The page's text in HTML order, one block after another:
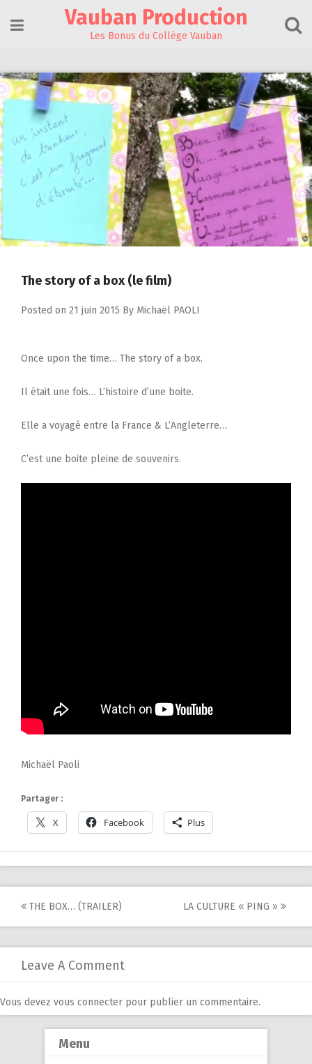
content
Vauban Production
Les Bonus du Collège Vauban
The story of a box (le film)
Posted on 21 juin 2015 By Michaël PAOLI
Once upon the time… The story of a box.
Il était une fois… L’histoire d’une boite.
Elle a voyagé entre la France & L’Angleterre…
C’est une boite pleine de souvenirs.
Michaël Paoli
Partager :
X Facebook Plus
Post
navigation
THE BOX… (TRAILER) LA CULTURE « PING »
Leave A Comment
Vous devez vous connecter pour publier un commentaire.
Menu